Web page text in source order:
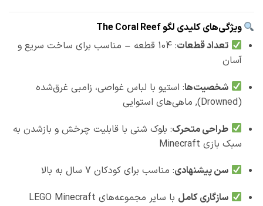
ویژگی‌های کلیدی لگو The Coral Reef
تعداد قطعات
: 104 قطعه – مناسب برای ساخت سریع و
آسان
شخصیت‌ها: استیو با لباس غواصی، زامبی غرق‌شده
طراحی متحرک: بلوک شنی با قابلیت چرخش و بازشدن به
سبک بازی Minecraft
سن پیشنهادی: مناسب برای کودکان 7 سال به بالا
سازگاری کاملبا سایر مجموعه‌های LEGO Minecraft